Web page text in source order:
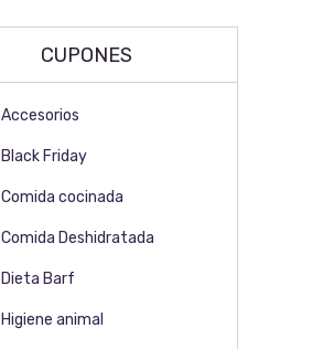
CUPONES
Accesorios
Black Friday
Comida cocinada
Comida Deshidratada
Dieta Barf
Higiene animal